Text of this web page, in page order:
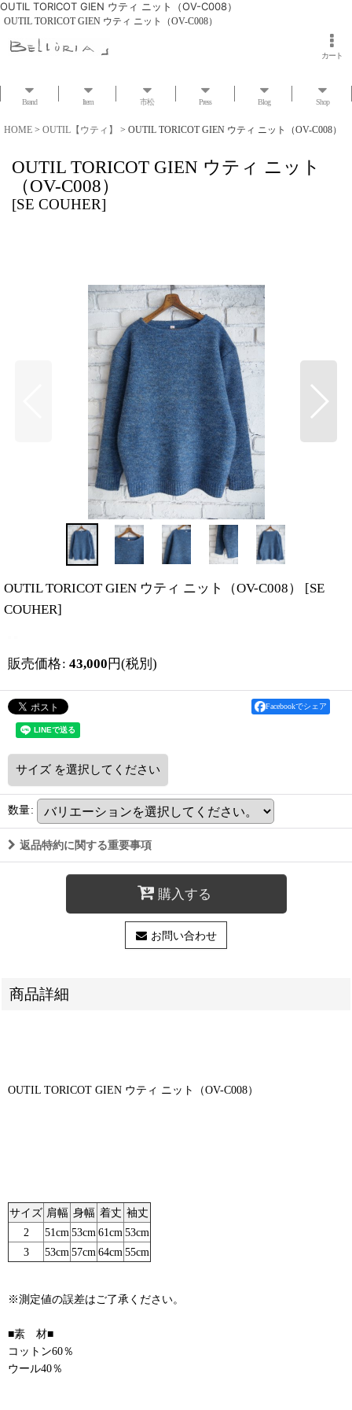
OUTIL TORICOT GIEN ウティ ニット（OV-C008）
OUTIL TORICOT GIEN ウティ ニット（OV-C008）
カート
Brand Item 市松 Press Blog Shop
HOME > OUTIL【ウティ】 > OUTIL TORICOT GIEN ウティ ニット（OV-C008）
OUTIL TORICOT GIEN ウティ ニット
（OV-C008）
[SE COUHER]
OUTIL TORICOT GIEN ウティ ニット（OV-C008） [SE
COUHER]
販売価格: 43,000 円(税別)
Facebookでシェア
サイズ を選択してください
数量:
返品特約に関する重要事項
購入する
お問い合わせ
商品詳細
OUTIL TORICOT GIEN ウティ ニット（OV-C008）
サイズ 肩幅 身幅 着丈 袖丈
2
51cm 53cm 61cm 53cm
3
53cm 57cm 64cm 55cm
※測定値の誤差はご了承ください。
■素 材■
コットン60％
ウール40％